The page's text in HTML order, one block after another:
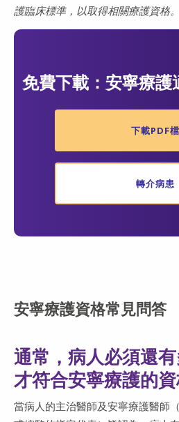
護臨床標準，以取得相關療護資格。
免費下載：安寧療護
下載PDF檔
轉介病患
安寧療護資格常見問答
通常，病人必須還
才符合安寧療護的資
當病人的主治醫師及安寧療護醫師